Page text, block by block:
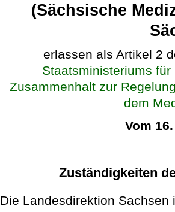
(Sächsische
erlassen als Artikel 2
Staatsministeriums
Zusammenhalt zur
dem
Vom
Zuständigkeiten
Die Landesdirektion